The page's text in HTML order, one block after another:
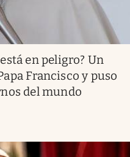
en peligro? Un
Francisco y puso
del mundo